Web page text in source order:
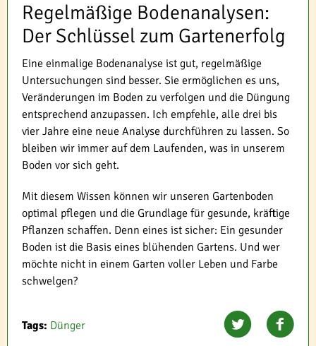
Regelmäßige Bodenanalysen:
Der Schlüssel zum Gartenerfolg
Eine einmalige Bodenanalyse ist gut, regelmäßige
Untersuchungen sind besser. Sie ermöglichen es uns,
Veränderungen im Boden zu verfolgen und die Düngung
entsprechend anzupassen. Ich empfehle, alle drei bis
vier Jahre eine neue Analyse durchführen zu lassen. So
bleiben wir immer auf dem Laufenden, was in unserem
Boden vor sich geht.
Mit diesem Wissen können wir unseren Gartenboden
optimal pflegen und die Grundlage für gesunde, kräftige
Pflanzen schaffen. Denn eines ist sicher: Ein gesunder
Boden ist die Basis eines blühenden Gartens. Und wer
möchte nicht in einem Garten voller Leben und Farbe
schwelgen?
Tags: Dünger